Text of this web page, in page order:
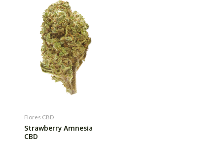
Flores CBD
Strawberry Amnesia
CBD